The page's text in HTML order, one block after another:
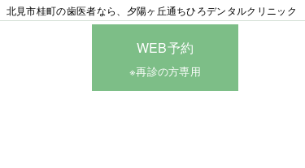
北見市桂町の歯医者なら、夕陽ヶ丘通ちひろデンタルクリニック
WEB予約
※再診の方専用